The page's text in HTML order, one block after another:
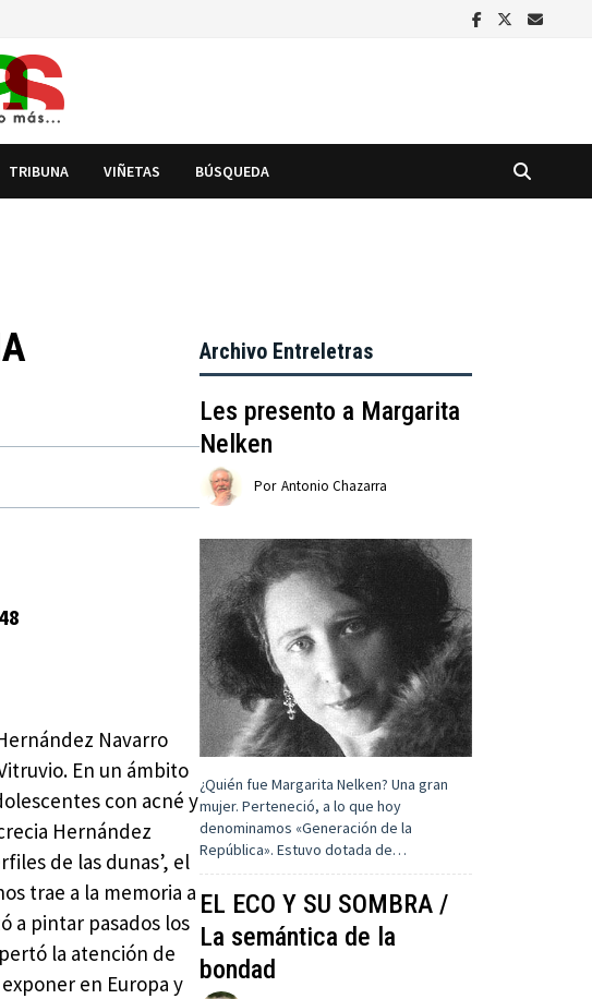
TRIBUNA VIÑETAS BÚSQUEDA
Navarro
En un ámbito
con acné y
Hernández
de las dunas’, el
trae a la memoria a
a pintar pasados los
la atención de
en Europa y
Archivo Entreletras
Les presento a Margarita
Nelken
Por Antonio Chazarra
¿Quién fue Margarita Nelken? Una gran
mujer. Perteneció, a lo que hoy
denominamos «Generación de la
República». Estuvo dotada de…
EL ECO Y SU SOMBRA /
La semántica de la
bondad